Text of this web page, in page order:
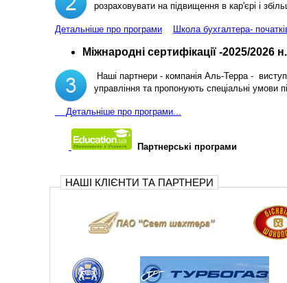
розраховувати на підвищення в кар'єрі і
Детальніше про програми Школа бухгалтера-
Міжнародні сертифікації -2025/2026
Наші партнери - компанія Аль-Терра -
управління та пропонують спеціальні умови
Детальніше про програми...
Партнерські програми
НАШІ КЛІЄНТИ ТА ПАРТНЕРИ